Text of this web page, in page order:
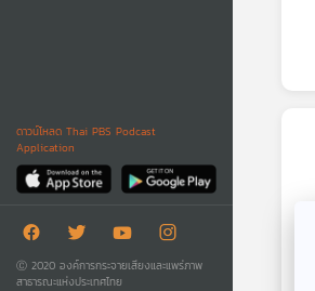
ดาวน์โหลด Thai PBS Podcast
Application
Ⓒ 2020 องค์การกระจายเสียงและแพร่ภาพ
สาธารณะแห่งประเทศไทย